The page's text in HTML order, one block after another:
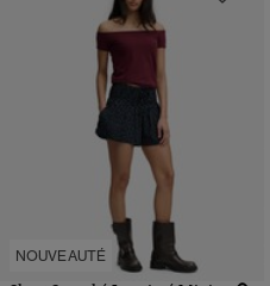
NOUVEAUTÉ